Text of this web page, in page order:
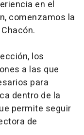
en el
comenzamos la
los
a las que
para
dentro de la
permite seguir
de